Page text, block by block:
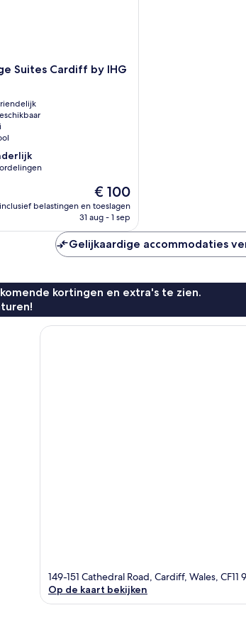
Suites Cardiff by IHG
De
prijs
is
€ 100
inclusief belastingen en toeslagen
31 aug - 1 sep
Gelijkaardige accommodaties
kortingen en extra's te zien.
149-151 Cathedral Road, Cardiff, Wales, CF11
Op de kaart bekijken